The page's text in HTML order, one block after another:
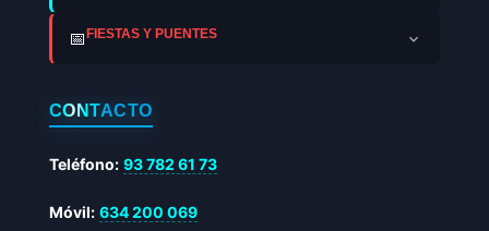
📅FIESTAS Y PUENTES
CONTACTO
Teléfono: 93 782 61 73
Móvil: 634 200 069